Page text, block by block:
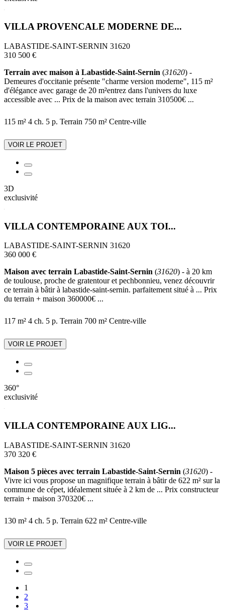
VILLA PROVENCALE MODERNE DE...
LABASTIDE-SAINT-SERNIN 31620
310 500 €
Terrain avec maison à Labastide-Saint-Sernin (31620) -
Demeures d'occitanie présente "charme version moderne", 115 m²
d'élégance avec garage de 20 m²entrez dans l'univers du luxe
accessible avec ... Prix de la maison avec terrain 310500€ ...
115 m² 4 ch. 5 p. Terrain 750 m² Centre-ville
VOIR LE PROJET
3D
exclusivité
VILLA CONTEMPORAINE AUX TOI...
LABASTIDE-SAINT-SERNIN 31620
360 000 €
Maison avec terrain Labastide-Saint-Sernin (31620) - à 20 km
de toulouse, proche de gratentour et pechbonnieu, venez découvrir
ce terrain à bâtir à labastide-saint-sernin. parfaitement situé à ... Prix
du terrain + maison 360000€ ...
117 m² 4 ch. 5 p. Terrain 700 m² Centre-ville
VOIR LE PROJET
360°
exclusivité
VILLA CONTEMPORAINE AUX LIG...
LABASTIDE-SAINT-SERNIN 31620
370 320 €
Maison 5 pièces avec terrain Labastide-Saint-Sernin (31620) -
Vivre ici vous propose un magnifique terrain à bâtir de 622 m² sur la
commune de cépet, idéalement située à 2 km de ... Prix constructeur
terrain + maison 370320€ ...
130 m² 4 ch. 5 p. Terrain 622 m² Centre-ville
VOIR LE PROJET
1
2
3